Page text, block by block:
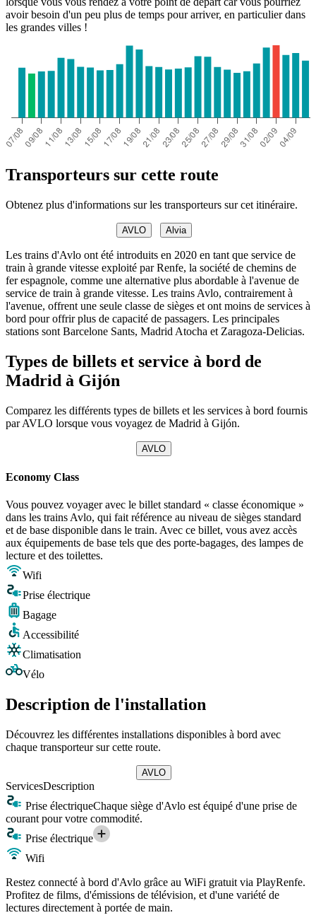
avoir besoin d'un peu plus de temps pour arriver, en particulier dans
les grandes villes !
Transporteurs sur cette route
Obtenez plus d'informations sur les transporteurs sur cet itinéraire.
AVLO Alvia
Les trains d'Avlo ont été introduits en 2020 en tant que service de
train à grande vitesse exploité par Renfe, la société de chemins de
fer espagnole, comme une alternative plus abordable à l'avenue de
service de train à grande vitesse. Les trains Avlo, contrairement à
l'avenue, offrent une seule classe de sièges et ont moins de services à
bord pour offrir plus de capacité de passagers. Les principales
stations sont Barcelone Sants, Madrid Atocha et Zaragoza-Delicias.
Types de billets et service à bord de
Madrid à Gijón
Comparez les différents types de billets et les services à bord fournis
par AVLO lorsque vous voyagez de Madrid à Gijón.
AVLO
Economy Class
Vous pouvez voyager avec le billet standard « classe économique »
dans les trains Avlo, qui fait référence au niveau de sièges standard
et de base disponible dans le train. Avec ce billet, vous avez accès
aux équipements de base tels que des porte-bagages, des lampes de
lecture et des toilettes.
Wifi
Prise électrique
Bagage
Accessibilité
Climatisation
Vélo
Description de l'installation
Découvrez les différentes installations disponibles à bord avec
chaque transporteur sur cette route.
AVLO
ServicesDescription
Prise électriqueChaque siège d'Avlo est équipé d'une prise de
courant pour votre commodité.
Prise électrique
Wifi
Restez connecté à bord d'Avlo grâce au WiFi gratuit via PlayRenfe.
Profitez de films, d'émissions de télévision, et d'une variété de
lectures directement à portée de main.